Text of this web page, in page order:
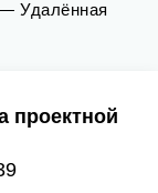
Удалённая
проектной